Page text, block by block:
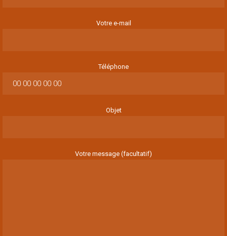
Votre e-mail
Téléphone
Objet
Votre message (facultatif)